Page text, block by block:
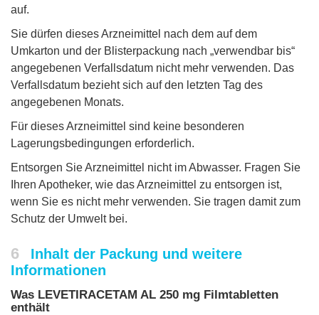
auf.
Sie dürfen dieses Arzneimittel nach dem auf dem
Umkarton und der Blisterpackung nach „verwendbar bis“
angegebenen Verfallsdatum nicht mehr verwenden. Das
Verfallsdatum bezieht sich auf den letzten Tag des
angegebenen Monats.
Für dieses Arzneimittel sind keine besonderen
Lagerungsbedingungen erforderlich.
Entsorgen Sie Arzneimittel nicht im Abwasser. Fragen Sie
Ihren Apotheker, wie das Arzneimittel zu entsorgen ist,
wenn Sie es nicht mehr verwenden. Sie tragen damit zum
Schutz der Umwelt bei.
6
Inhalt der Packung und weitere
Informationen
Was LEVETIRACETAM AL 250 mg Filmtabletten
enthält